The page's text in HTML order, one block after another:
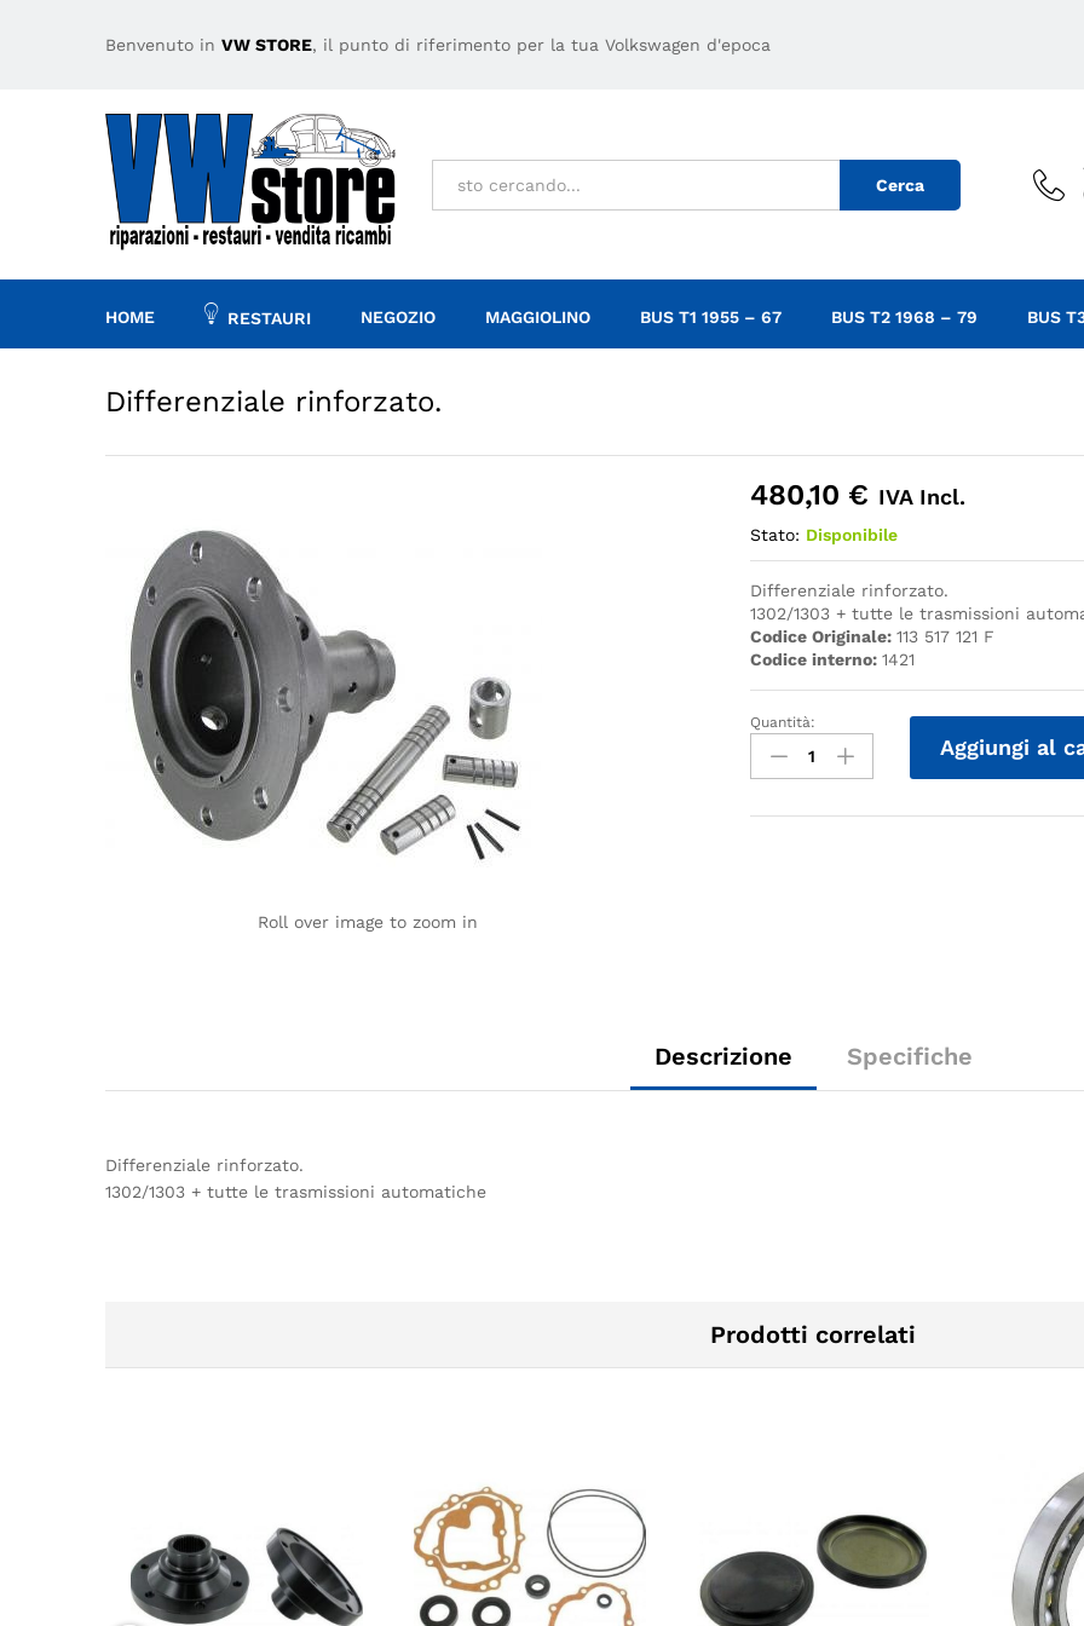
Benvenuto in VW STORE, il punto di riferimento per la tua Volkswagen d'epoca
Tutto Cerca
HOME RESTAURI NEGOZIO MAGGIOLINO BUS T1 1955 – 67 BUS T2 1968 – 79 BUS
Differenziale rinforzato.
Roll over image to zoom in
480,10 € IVA Incl.
Stato: Disponibile
Differenziale rinforzato.
1302/1303 + tutte le trasmissioni
Codice Originale:113 517 121 F
Codice interno:1421
Quantità
Quantità:
Aggiungi al
Descrizione Specifiche
Differenziale rinforzato.
1302/1303 + tutte le trasmissioni automatiche
Prodotti correlati
Descrizione Specifiche